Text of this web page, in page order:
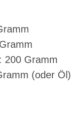
200 Gramm
(oder Öl)